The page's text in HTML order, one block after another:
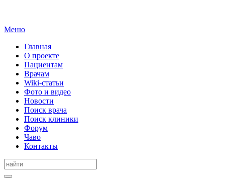
Меню
Главная
О проекте
Пациентам
Врачам
Wiki-статьи
Фото и видео
Новости
Поиск врача
Поиск клиники
Форум
Чаво
Контакты